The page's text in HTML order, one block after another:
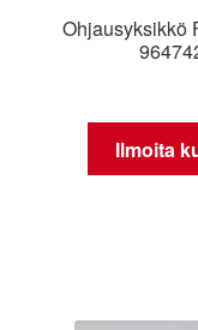
Valitukset
Ohjausyksikkö
Ilmoita